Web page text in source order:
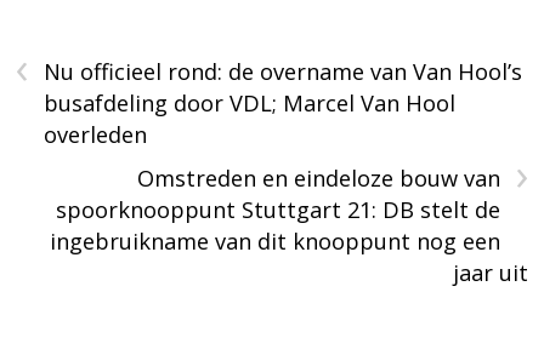
‹
Nu officieel rond: de overname van Van Hool’s
busafdeling door VDL; Marcel Van Hool
overleden
›
Omstreden en eindeloze bouw van
spoorknooppunt Stuttgart 21: DB stelt de
ingebruikname van dit knooppunt nog een
jaar uit